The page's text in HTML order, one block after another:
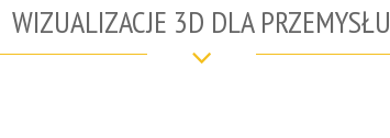
WIZUALIZACJE 3D DLA PRZEMYSŁU